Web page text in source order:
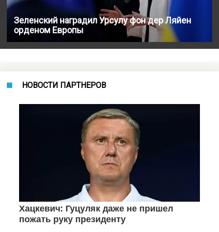
Зеленский наградил Урсулу фон дер Ляйен
орденом Европы
НОВОСТИ ПАРТНЕРОВ